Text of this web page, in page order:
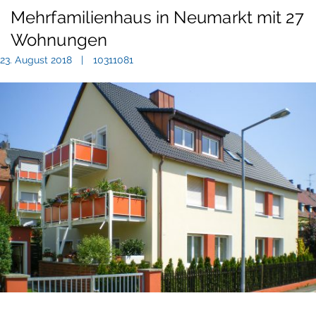
Mehrfamilienhaus in Neumarkt mit 27
Wohnungen
23. August 2018 10311081